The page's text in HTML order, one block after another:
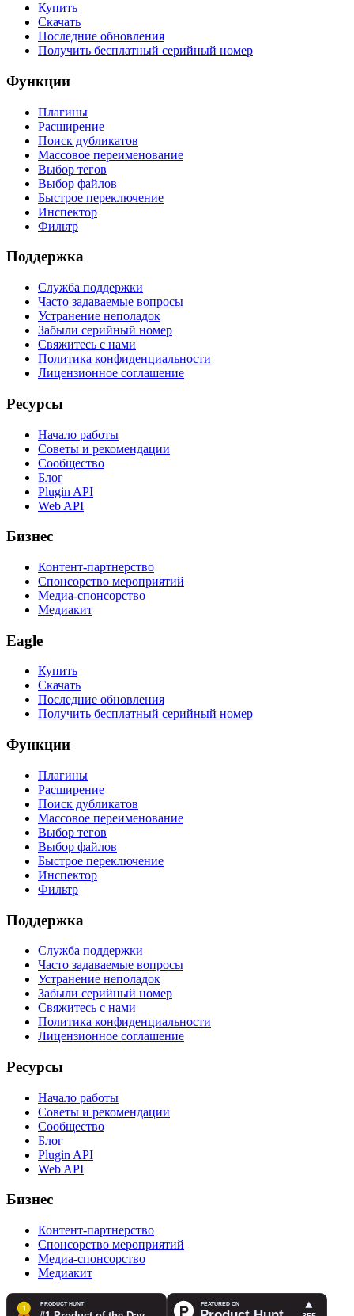
Купить
Скачать
Последние обновления
Получить бесплатный серийный номер
Функции
Плагины
Расширение
Поиск дубликатов
Массовое переименование
Выбор тегов
Выбор файлов
Быстрое переключение
Инспектор
Фильтр
Поддержка
Служба поддержки
Часто задаваемые вопросы
Устранение неполадок
Забыли серийный номер
Свяжитесь с нами
Политика конфиденциальности
Лицензионное соглашение
Ресурсы
Начало работы
Советы и рекомендации
Сообщество
Блог
Plugin API
Web API
Бизнес
Контент-партнерство
Спонсорство мероприятий
Медиа-спонсорство
Медиакит
Eagle
Купить
Скачать
Последние обновления
Получить бесплатный серийный номер
Функции
Плагины
Расширение
Поиск дубликатов
Массовое переименование
Выбор тегов
Выбор файлов
Быстрое переключение
Инспектор
Фильтр
Поддержка
Служба поддержки
Часто задаваемые вопросы
Устранение неполадок
Забыли серийный номер
Свяжитесь с нами
Политика конфиденциальности
Лицензионное соглашение
Ресурсы
Начало работы
Советы и рекомендации
Сообщество
Блог
Plugin API
Web API
Бизнес
Контент-партнерство
Спонсорство мероприятий
Медиа-спонсорство
Медиакит